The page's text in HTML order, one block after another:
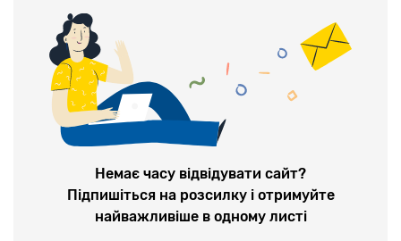
Немає часу відвідувати сайт?
Підпишіться на розсилку і отримуйте
найважливіше в одному листі